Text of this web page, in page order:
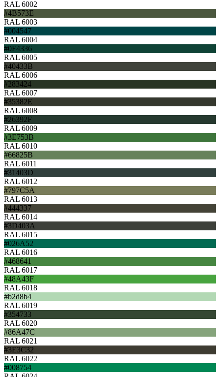
RAL 6002
#4B573E
RAL 6003
#004547
RAL 6004
#0F4336
RAL 6005
#40433B
RAL 6006
#283424
RAL 6007
#35382E
RAL 6008
#26392F
RAL 6009
#3E753B
RAL 6010
#66825B
RAL 6011
#31403D
RAL 6012
#797C5A
RAL 6013
#444337
RAL 6014
#3D403A
RAL 6015
#026A52
RAL 6016
#468641
RAL 6017
#48A43F
RAL 6018
#b2d8b4
RAL 6019
#354733
RAL 6020
#86A47C
RAL 6021
#3E3C32
RAL 6022
#008754